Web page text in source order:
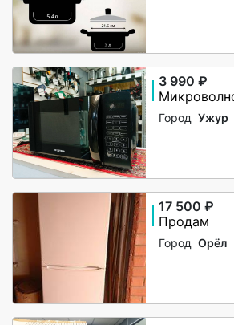
3 990 ₽
Город Ужур
17 500 ₽
Продам
Город Орёл